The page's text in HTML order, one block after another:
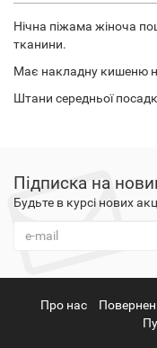
Нічна піжама жіноча
тканини.
Має накладну кишеню
Штани середньої
Підписка на
Будьте в курсі нових
Про нас